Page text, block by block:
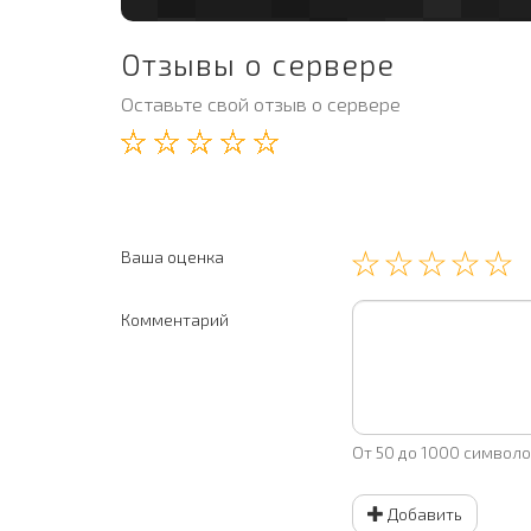
Отзывы о сервере
Оставьте свой отзыв о сервере
Ваша оценка ☆
☆
☆
☆
☆
Комментарий
От 50 до 1000
Добавить